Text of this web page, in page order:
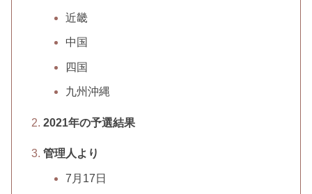
近畿
中国
四国
九州沖縄
2021年の予選結果
管理人より
7月17日